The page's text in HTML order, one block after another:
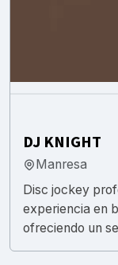
DJ KNIGHT
Manresa
Disc jockey
experiencia en
ofreciendo un